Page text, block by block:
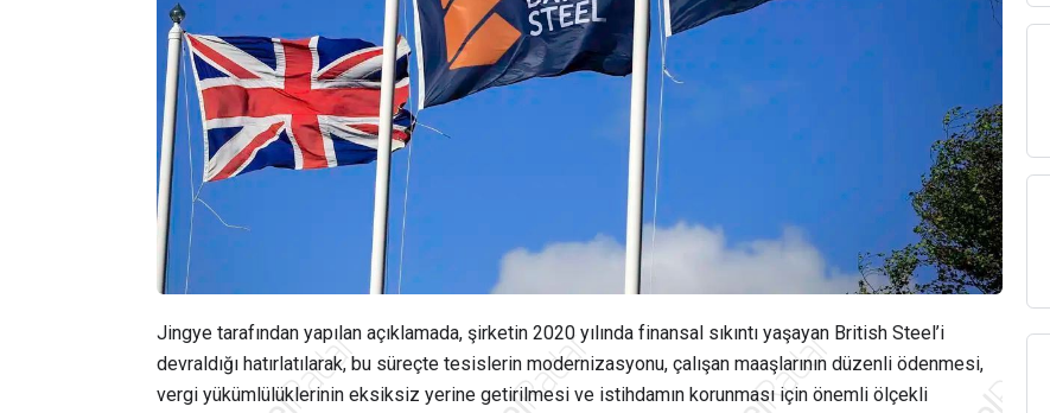
Jingye tarafından yapılan açıklamada, şirketin 2020 yılında finansal sıkıntı yaşayan British Steel’i
devraldığı hatırlatılarak, bu süreçte tesislerin modernizasyonu, çalışan maaşlarının düzenli ödenmesi,
vergi yükümlülüklerinin eksiksiz yerine getirilmesi ve istihdamın korunması için önemli ölçekli